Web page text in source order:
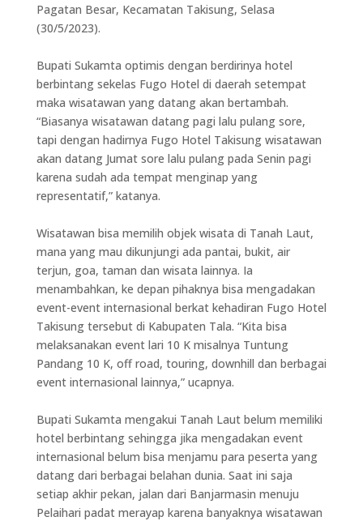
Pagatan Besar, Kecamatan Takisung, Selasa
(30/5/2023).
Bupati Sukamta optimis dengan berdirinya hotel
berbintang sekelas Fugo Hotel di daerah setempat
maka wisatawan yang datang akan bertambah.
“Biasanya wisatawan datang pagi lalu pulang sore,
tapi dengan hadirnya Fugo Hotel Takisung wisatawan
akan datang Jumat sore lalu pulang pada Senin pagi
karena sudah ada tempat menginap yang
representatif,” katanya.
Wisatawan bisa memilih objek wisata di Tanah Laut,
mana yang mau dikunjungi ada pantai, bukit, air
terjun, goa, taman dan wisata lainnya. Ia
menambahkan, ke depan pihaknya bisa mengadakan
event-event internasional berkat kehadiran Fugo Hotel
Takisung tersebut di Kabupaten Tala. “Kita bisa
melaksanakan event lari 10 K misalnya Tuntung
Pandang 10 K, off road, touring, downhill dan berbagai
event internasional lainnya,” ucapnya.
Bupati Sukamta mengakui Tanah Laut belum memiliki
hotel berbintang sehingga jika mengadakan event
internasional belum bisa menjamu para peserta yang
datang dari berbagai belahan dunia. Saat ini saja
setiap akhir pekan, jalan dari Banjarmasin menuju
Pelaihari padat merayap karena banyaknya wisatawan